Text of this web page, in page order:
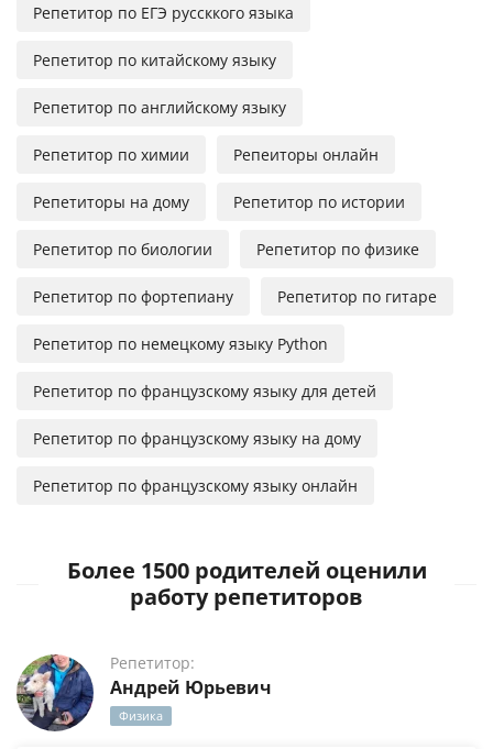
Репетитор по ЕГЭ руссккого языка
Репетитор по китайскому языку
Репетитор по английскому языку
Репетитор по химии Репеиторы онлайн
Репетиторы на дому Репетитор по истории
Репетитор по биологии Репетитор по физике
Репетитор по фортепиану Репетитор по гитаре
Репетитор по немецкому языку Python
Репетитор по французскому языку для детей
Репетитор по французскому языку на дому
Репетитор по французскому языку онлайн
Более 1500 родителей оценили
работу репетиторов
Репетитор:
Андрей Юрьевич
Физика